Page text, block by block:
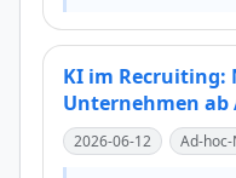
KI im Recruiting:
Unternehmen ab
2026-06-12 Ad-hoc-